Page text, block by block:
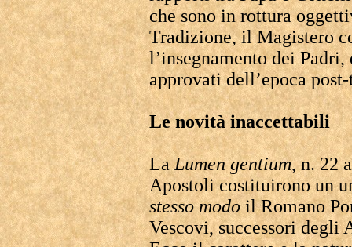
che sono in rottura
Tradizione, il Magistero
l’insegnamento dei
approvati dell’epoca
Le novità inaccettabili
LaLumen gentium, n. 22
Apostoli costituirono un
stesso modoil Romano
Vescovi, successori